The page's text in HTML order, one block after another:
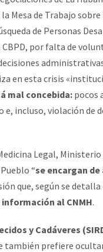
la Mesa de Trabajo
de Personas
por falta de
en esta crisis
mal concebida: pocos
incluso, violación de
Legal,
“se encargan
que, según se
al CNMH.
y Cadáveres
también prefiere